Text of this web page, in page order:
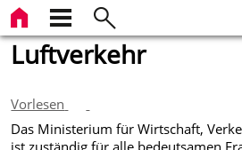
Luftverkehr
Vorlesen
Das Ministerium für Wirtschaft,
ist zuständig für alle bedeutsamen